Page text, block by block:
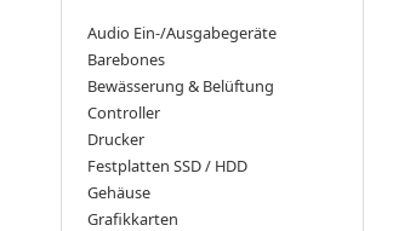
Audio Ein-/Ausgabegeräte
Barebones
Bewässerung & Belüftung
Controller
Drucker
Festplatten SSD / HDD
Gehäuse
Grafikkarten